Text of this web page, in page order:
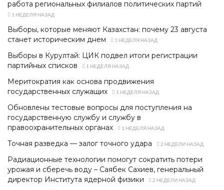
работа региональных филиалов политических партий
1 НЕДЕЛЯ НАЗАД
Выборы, которые меняют Казахстан: почему 23 августа
станет историческим днем
1 НЕДЕЛЯ НАЗАД
Выборы в Курултай: ЦИК подвел итоги регистрации
партийных списков
1 НЕДЕЛЯ НАЗАД
Меритократия как основа продвижения
государственных служащих
1 НЕДЕЛЯ НАЗАД
Обновлены тестовые вопросы для поступления на
государственную службу и службу в
правоохранительных органах
1 НЕДЕЛЯ НАЗАД
Точная разведка — залог точного удара 2 НЕДЕЛИ НАЗАД
Радиационные технологии помогут сократить потери
урожая и сберечь воду – Саябек Сахиев, генеральный
директор Института ядерной физики
2 НЕДЕЛИ НАЗАД